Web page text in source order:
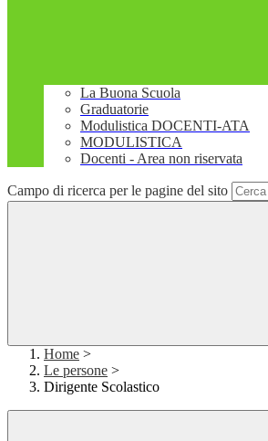
La Buona Scuola
Graduatorie
Modulistica DOCENTI-ATA
MODULISTICA
Docenti - Area non riservata
Campo di ricerca per le pagine del sito
Home >
Le persone >
Dirigente Scolastico